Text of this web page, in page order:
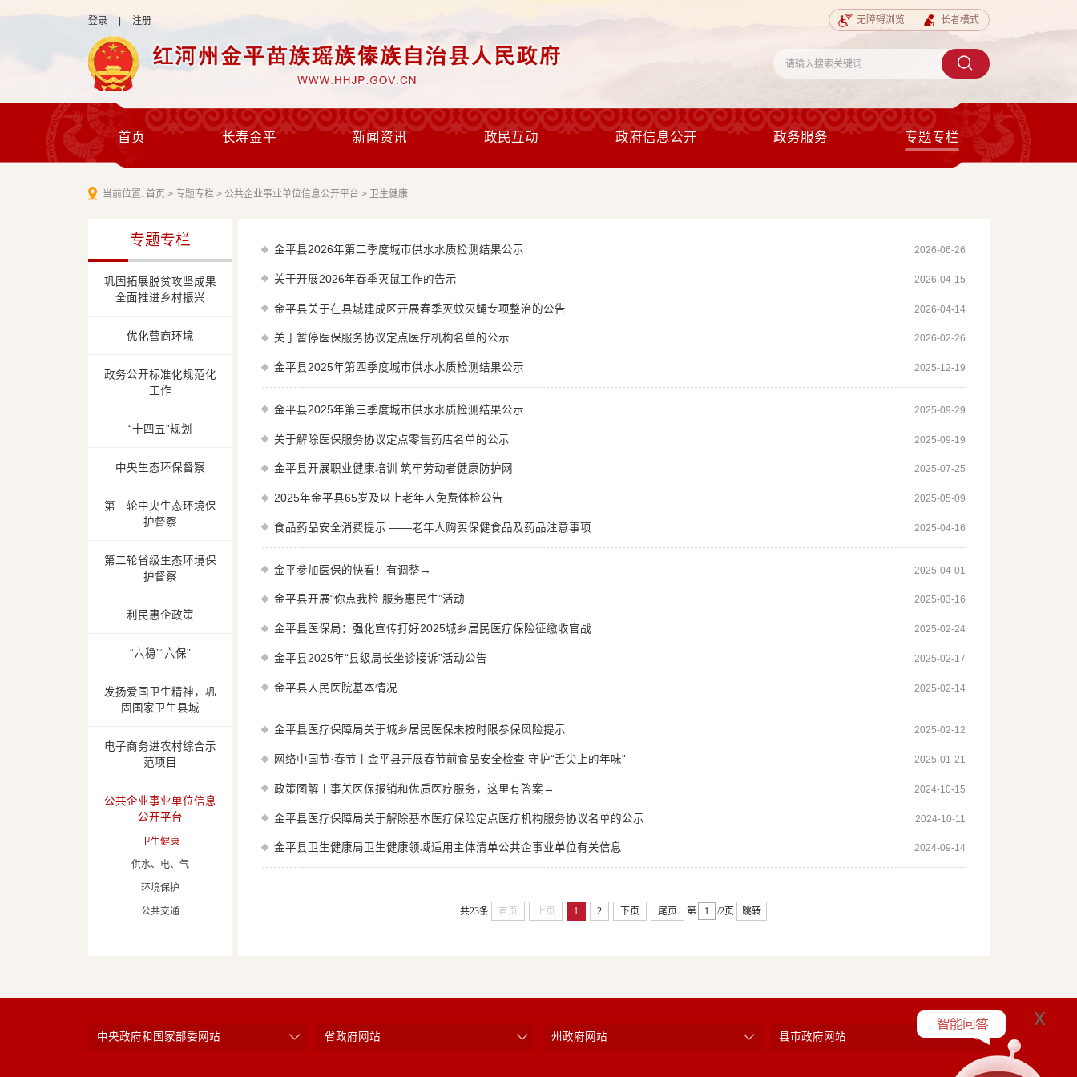
登录 注册 无障碍浏览 长者模式
首页 长寿金平 新闻资讯 政民互动 政府信息公开 政务服务 专题专栏
当前位置:首页 >专题专栏 > 公共企业事业单位信息公开平台 > 卫生健康
专题专栏
巩固拓展脱贫攻坚成果
全面推进乡村振兴
优化营商环境
政务公开标准化规范化
工作
“十四五”规划
中央生态环保督察
第三轮中央生态环境保
护督察
第二轮省级生态环境保
护督察
利民惠企政策
“六稳”“六保”
发扬爱国卫生精神，巩
固国家卫生县城
电子商务进农村综合示
范项目
公共企业事业单位信息
公开平台
卫生健康
供水、电、气
环境保护
公共交通
金平县2026年第二季度城市供水水质检测结果公示 2026-06-26
关于开展2026年春季灭鼠工作的告示 2026-04-15
金平县关于在县城建成区开展春季灭蚊灭蝇专项整治的公告 2026-04-14
关于暂停医保服务协议定点医疗机构名单的公示 2026-02-26
金平县2025年第四季度城市供水水质检测结果公示 2025-12-19
金平县2025年第三季度城市供水水质检测结果公示 2025-09-29
关于解除医保服务协议定点零售药店名单的公示 2025-09-19
金平县开展职业健康培训 筑牢劳动者健康防护网 2025-07-25
2025年金平县65岁及以上老年人免费体检公告 2025-05-09
食品药品安全消费提示 ——老年人购买保健食品及药品注意事项 2025-04-16
金平参加医保的快看！有调整→ 2025-04-01
金平县开展“你点我检 服务惠民生”活动 2025-03-16
金平县医保局：强化宣传打好2025城乡居民医疗保险征缴收官战 2025-02-24
金平县2025年“县级局长坐诊接诉”活动公告 2025-02-17
金平县人民医院基本情况 2025-02-14
金平县医疗保障局关于城乡居民医保未按时限参保风险提示 2025-02-12
网络中国节·春节丨金平县开展春节前食品安全检查 守护“舌尖上的年味” 2025-01-21
政策图解丨事关医保报销和优质医疗服务，这里有答案→ 2024-10-15
金平县医疗保障局关于解除基本医疗保险定点医疗机构服务协议名单的公示 2024-10-11
金平县卫生健康局卫生健康领域适用主体清单公共企事业单位有关信息 2024-09-14
共23条 首页 上页 1 2 下页 尾页 第 /2页 跳转
中央政府和国家部委网站 省政府网站 州政府网站 县市政府网站
x